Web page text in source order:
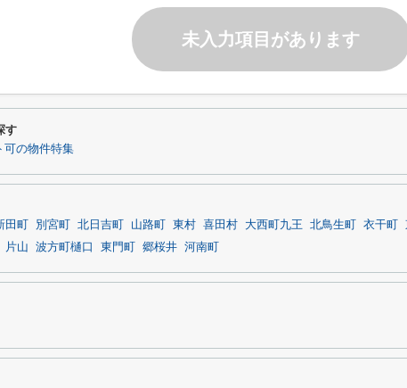
未入力項目があります
す
可の物件特集
田町 別宮町 北日吉町 山路町 東村 喜田村 大西町九王 北鳥生町 衣干町
片山 波方町樋口 東門町 郷桜井 河南町